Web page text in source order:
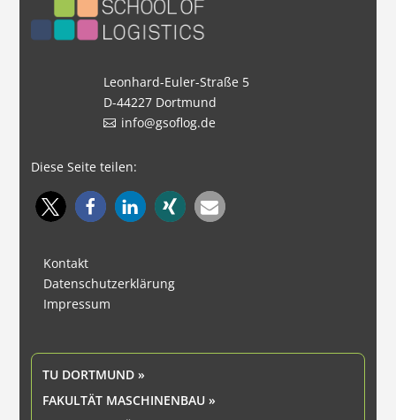
Leonhard-Euler-Straße 5
D-44227 Dortmund
info@gsoflog.de
Diese Seite teilen:
Kontakt
Datenschutzerklärung
Impressum
TU DORTMUND »
FAKULTÄT MASCHINENBAU »